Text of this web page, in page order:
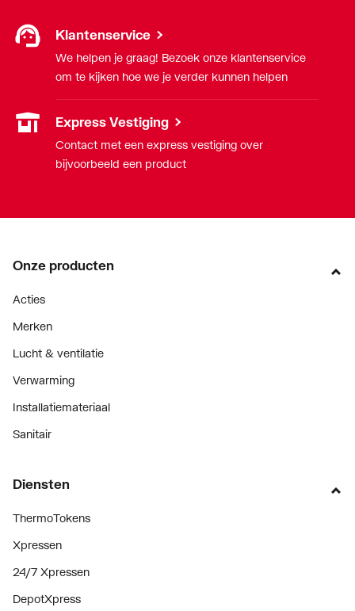
Klantenservice
We helpen je graag! Bezoek onze klantenservice
om te kijken hoe we je verder kunnen helpen
Express Vestiging
Contact met een express vestiging over
bijvoorbeeld een product
Onze producten
Acties
Merken
Lucht & ventilatie
Verwarming
Installatiemateriaal
Sanitair
Diensten
ThermoTokens
Xpressen
24/7 Xpressen
DepotXpress